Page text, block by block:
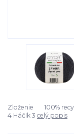
Zloženie 100%
4 HáčIk 3 celý popis